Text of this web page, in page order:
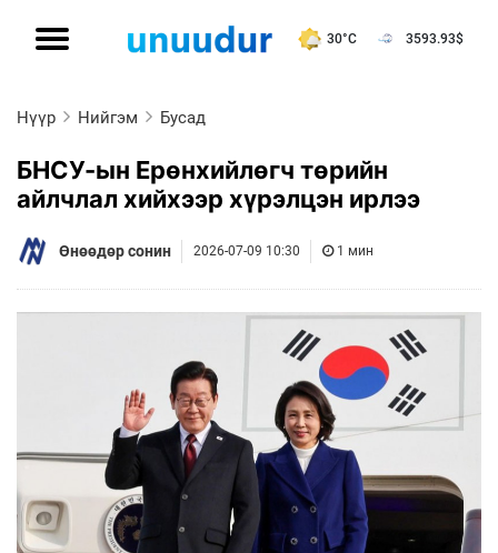
30°C 3593.93$
Нүүр Нийгэм Бусад
БНСУ-ын Ерөнхийлөгч төрийн
айлчлал хийхээр хүрэлцэн ирлээ
Өнөөдөр сонин 2026-07-09 10:30 1 мин